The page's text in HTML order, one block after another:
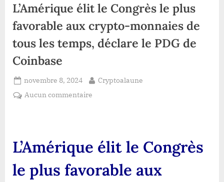
L’Amérique élit le Congrès le plus
favorable aux crypto-monnaies de
tous les temps, déclare le PDG de
Coinbase
Posted
on
novembre 8, 2024 By
Cryptoalaune
Aucun commentaire
Congrès
le
favorable
L’Amérique élit le Congrès
le plus favorable aux